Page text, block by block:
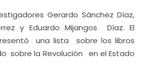
Gerardo Sánchez Díaz,
y Eduardo Mijangos Díaz. El
una lista sobre los libros
sobre la Revolución en el Estado